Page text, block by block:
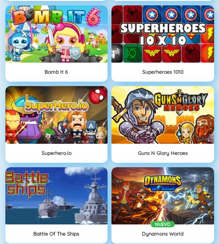
Bomb It 6 Superheroes 1010
Superhero.io Guns N Glory Heroes
Battle Of The Ships
NUEVO
Dynamons World